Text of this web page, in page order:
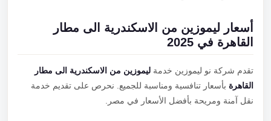
أسعار ليموزين من الاسكندرية الى مطار
القاهرة في 2025
تقدم شركة نو ليموزين خدمةليموزين من الاسكندرية الى مطار
القاهرةبأسعار تنافسية ومناسبة للجميع. نحرص على تقديم خدمة
نقل آمنة ومريحة بأفضل الأسعار في مصر.